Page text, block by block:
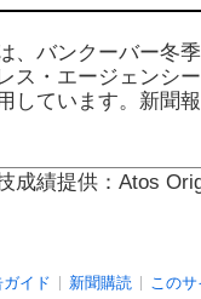
、バンクーバー冬
ス・エージェンシ
しています。新聞
成績提供：Atos
ガイド 新聞購読
この